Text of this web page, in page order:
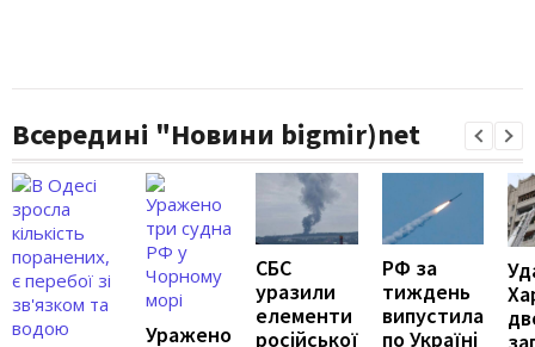
Всередині "Новини bigmir)net
Уражено
СБС
уразили
елементи
російської
РФ за
тиждень
випустила
по Україні